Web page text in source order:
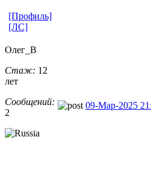
[Профиль]
[ЛС]
Олег_В
Стаж: 12
лет
Сообщений:
2
09-Мар-2025